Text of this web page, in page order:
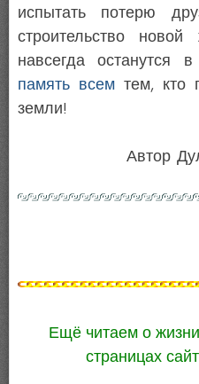
испытать потерю
строительство
навсегда останутся
память всем тем, кто
земли!
Автор
Ещё читаем о
страницах